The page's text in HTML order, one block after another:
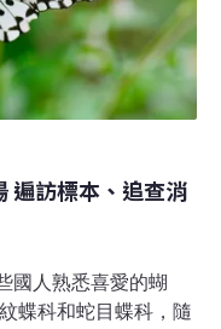
遍訪標本、追查消
國人熟悉喜愛的蝴
蝶科和蛇目蝶科，隨